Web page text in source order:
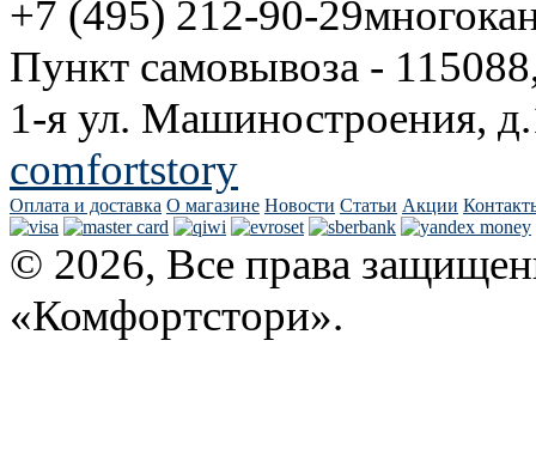
+7 (495) 212-90-29
Пункт самовывоза -
1-я ул. Машиностроения,
comfortstory
Оплата и доставка О магазине Новости Статьи Акции
© 2026, Все права
«Комфортстори».